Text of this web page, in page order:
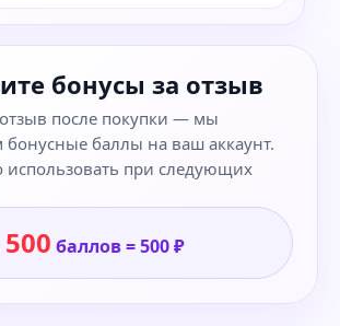
бонусы за отзыв
отзыв после покупки — мы
бонусные баллы на ваш аккаунт.
при следующих
500 баллов = 500 ₽